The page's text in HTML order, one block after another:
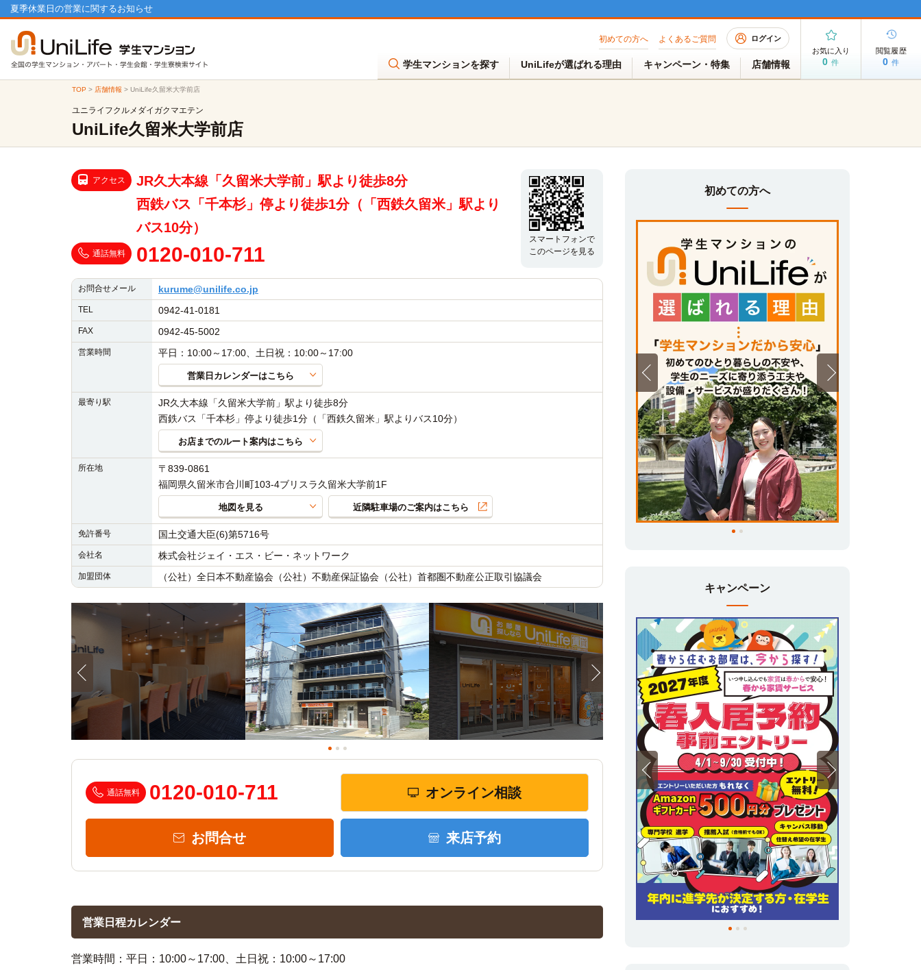
夏季休業日の営業に関するお知らせ
初めての方へ よくあるご質問 ログイン
学生マンションを探す UniLifeが選ばれる理由 キャンペーン・特集 店舗情報
お気に入り
0 件
閲覧履歴
0 件
TOP > 店舗情報 > UniLife久留米大学前店
ユニライフクルメダイガクマエテン
UniLife久留米大学前店
アクセス
JR久大本線「久留米大学前」駅より徒歩8分
西鉄バス「千本杉」停より徒歩1分（「西鉄久留米」駅より
バス10分）
通話無料 0120-010-711
スマートフォンで
このページを見る
お問合せメール kurume@unilife.co.jp
TEL 0942-41-0181
FAX 0942-45-5002
営業時間 平日：10:00～17:00、土日祝：10:00～17:00
営業日カレンダーはこちら
最寄り駅
JR久大本線「久留米大学前」駅より徒歩8分
西鉄バス「千本杉」停より徒歩1分（「西鉄久留米」駅よりバス10分）
お店までのルート案内はこちら
所在地
〒839-0861
福岡県久留米市合川町103-4ブリスラ久留米大学前1F
地図を見る 近隣駐車場のご案内はこちら
免許番号 国土交通大臣(6)第5716号
会社名 株式会社ジェイ・エス・ビー・ネットワーク
加盟団体 （公社）全日本不動産協会（公社）不動産保証協会（公社）首都圏不動産公正取引協議会
通話無料 0120-010-711 オンライン相談
お問合せ 来店予約
営業日程カレンダー
営業時間：平日：10:00～17:00、土日祝：10:00～17:00
初めての方へ
キャンペーン